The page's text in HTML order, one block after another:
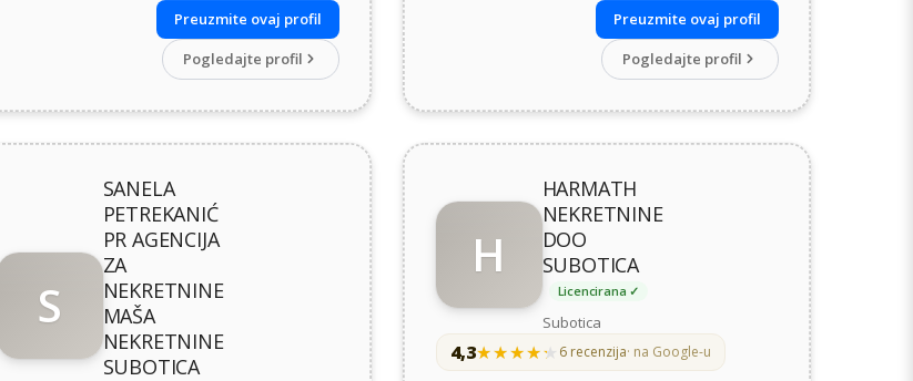
Preuzmite ovaj profil
Pogledajte profil
Preuzmite ovaj profil
Pogledajte profil
S
SANELA
PETREKANIĆ
PR AGENCIJA
ZA
NEKRETNINE
MAŠA
NEKRETNINE
SUBOTICA
H
HARMATH
NEKRETNINE
DOO
SUBOTICA
Licencirana ✓
Subotica
4,3★★★★★
★★★★★ 6 recenzija· na Google-u